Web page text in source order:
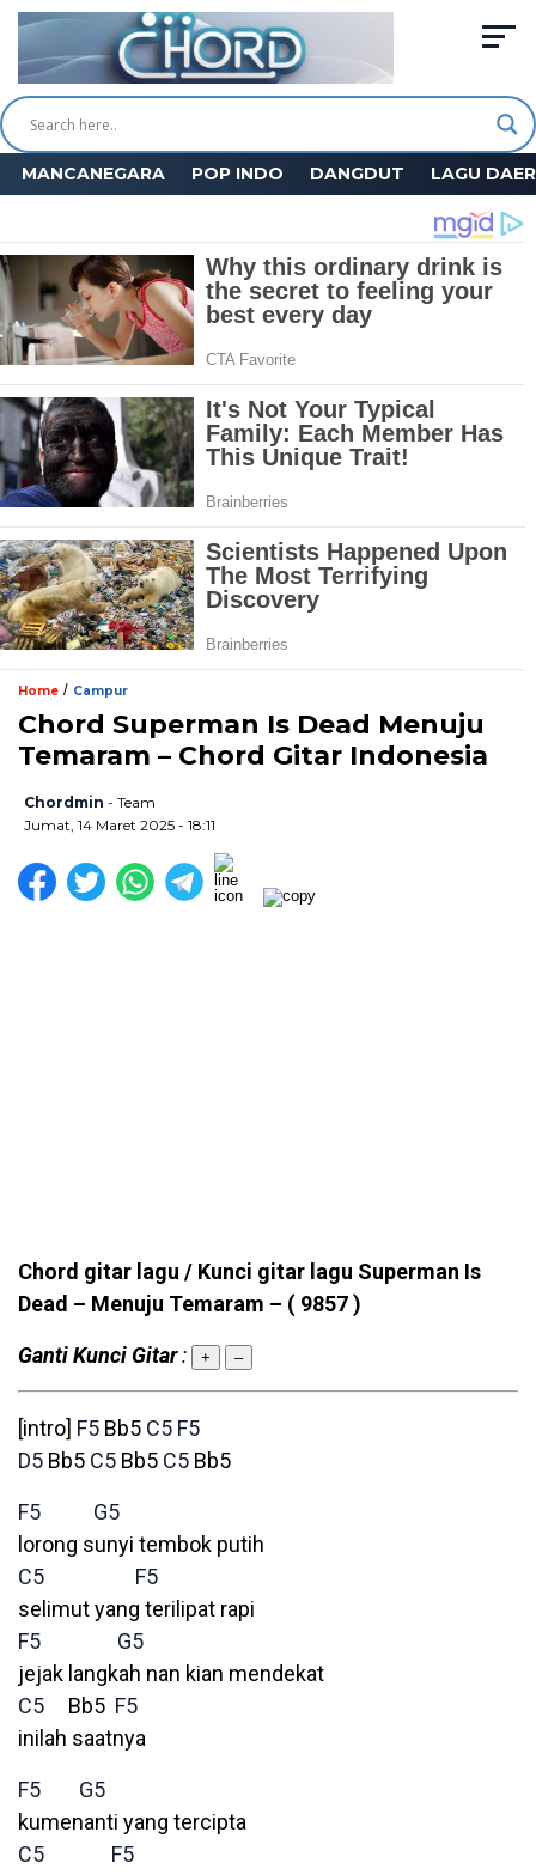
MANCANEGARA POP INDO DANGDUT LAGU
Home / Campur
Chord Superman Is Dead Menuju
Temaram – Chord Gitar Indonesia
Chordmin - Team
Jumat, 14 Maret 2025 - 18:11
Chord gitar lagu / Kunci gitar lagu Superman Is
Dead – Menuju Temaram – ( 9857 )
Ganti Kunci Gitar: + –
[intro] F5 Bb5 C5 F5
D5 Bb5 C5 Bb5 C5 Bb5
F5
G5
lorong sunyi tembok putih
C5
F5
selimut yang terilipat rapi
F5
G5
jejak langkah nan kian mendekat
C5 Bb5 F5
inilah saatnya
F5
G5
kumenanti yang tercipta
C5
F5